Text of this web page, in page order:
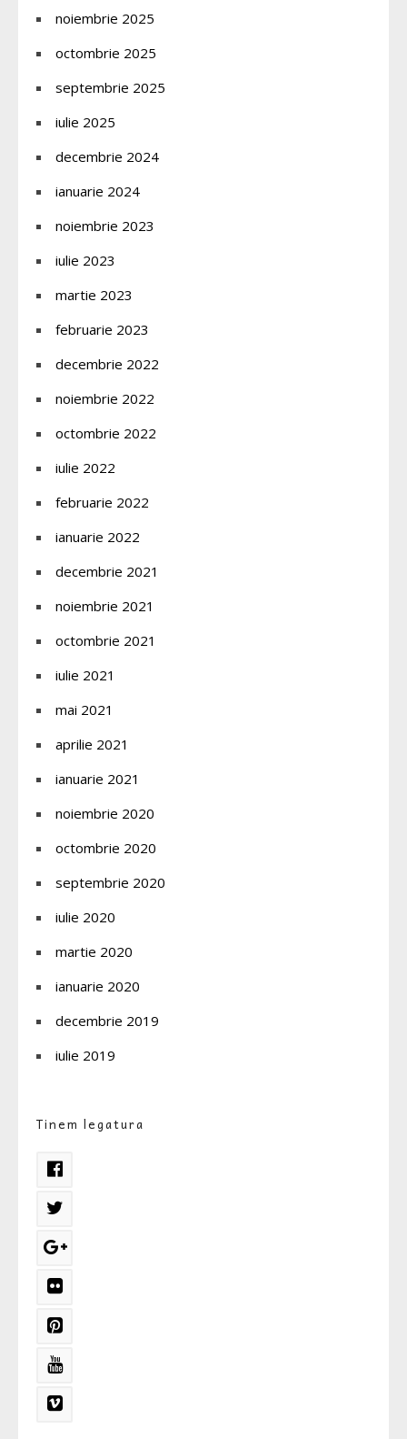
noiembrie 2025
octombrie 2025
septembrie 2025
iulie 2025
decembrie 2024
ianuarie 2024
noiembrie 2023
iulie 2023
martie 2023
februarie 2023
decembrie 2022
noiembrie 2022
octombrie 2022
iulie 2022
februarie 2022
ianuarie 2022
decembrie 2021
noiembrie 2021
octombrie 2021
iulie 2021
mai 2021
aprilie 2021
ianuarie 2021
noiembrie 2020
octombrie 2020
septembrie 2020
iulie 2020
martie 2020
ianuarie 2020
decembrie 2019
iulie 2019
Tinem legatura